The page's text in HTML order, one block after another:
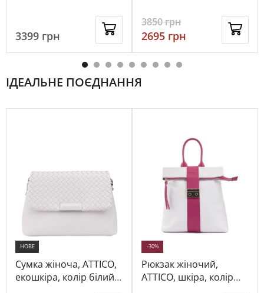
3399 грн
3850грн
2695 грн
ІДЕАЛЬНЕ ПОЄДНАННЯ
НОВЕ
Сумка жіноча, ATTICO,
екошкіра, колір білий,
Рюкзак жіночий,
ATTICO, шкіра, колір
-30%